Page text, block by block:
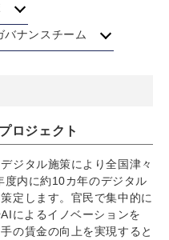
バナンスチーム
ロジェクト
ジタル施策により全国津々
内に約10カ年のデジタル
定します。官民で集中的に
によるイノベーションを
の賃金の向上を実現すると